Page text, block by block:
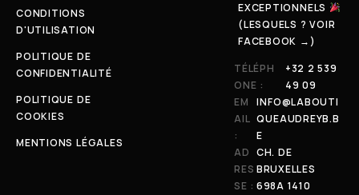
CONDITIONS
D'UTILISATION
POLITIQUE DE
CONFIDENTIALITÉ
POLITIQUE DE
COOKIES
MENTIONS LÉGALES
EXCEPTIONNELS
(LESQUELS ? VOIR
FACEBOOK →)
TÉLÉPH
ONE :
+32 2 539
49 09
EM
AIL
:
INFO@LABOUTI
QUEAUDREYB.B
E
AD
RES
SE :
CH. DE
BRUXELLES
698A 1410